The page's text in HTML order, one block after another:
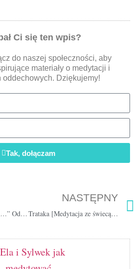
Ci się ten wpis?
do naszej społeczności, aby
materiały o medytacji i
oddechowych. Dziękujemy!
Tak, dołączam
„Nic mi nie wychodzi…” Odzyskaj harmonię – medytacja prowadzona [16 min]
NASTĘPNY
Trataka [Medytacja ze świecą] 11 min